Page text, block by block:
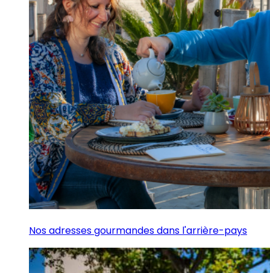
Nos adresses gourmandes dans l'arrière-pays